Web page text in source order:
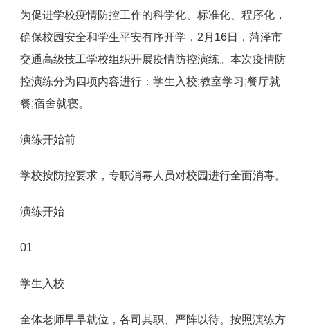
为促进学校疫情防控工作的科学化、标准化、程序化，
确保校园安全和学生平安有序开学，2月16日，菏泽市
交通高级技工学校组织开展疫情防控演练。本次疫情防
控演练分为四项内容进行：学生入校;教室学习;餐厅就
餐;宿舍就寝。
演练开始前
学校按防控要求，专职消毒人员对校园进行全面消毒。
演练开始
01
学生入校
全体老师早早就位，各司其职、严阵以待。按照演练方